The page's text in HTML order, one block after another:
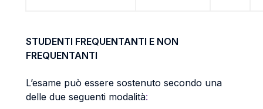
STUDENTI FREQUENTANTI E NON
FREQUENTANTI
L’esame può essere sostenuto secondo una
delle due seguenti modalità: